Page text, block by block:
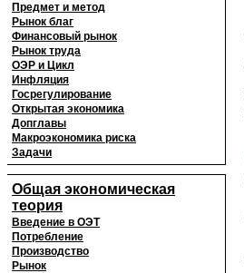
Предмет и метод
Рынок благ
Финансовый рынок
Рынок труда
ОЭР и Цикл
Инфляция
Госрегулирование
Открытая экономика
Допглавы
Макроэкономика риска
Задачи
Общая экономическая
теория
Введение в ОЭТ
Потребление
Производство
Рынок